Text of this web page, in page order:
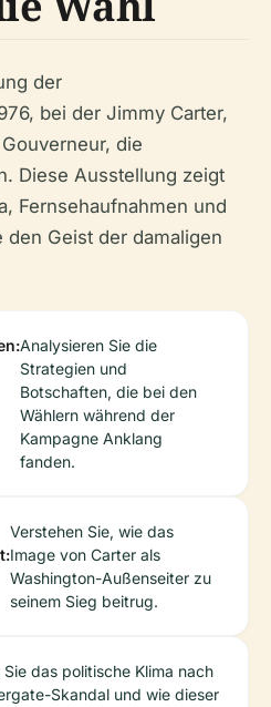
der
bei der Jimmy Carter,
die
Diese Ausstellung zeigt
Fernsehaufnahmen und
den Geist der damaligen
Analysieren Sie die
Strategien und
Botschaften, die bei den
Wählern während der
Kampagne Anklang
fanden.
Verstehen Sie, wie das
Image von Carter als
Washington-Außenseiter zu
seinem Sieg beitrug.
Sie das politische Klima nach
Skandal und wie dieser